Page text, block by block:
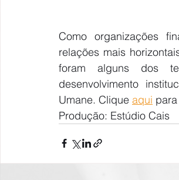
Como organizações
relações mais
foram alguns dos
desenvolvimento
Umane. Clique aqui
Produção: Estúdio Cais